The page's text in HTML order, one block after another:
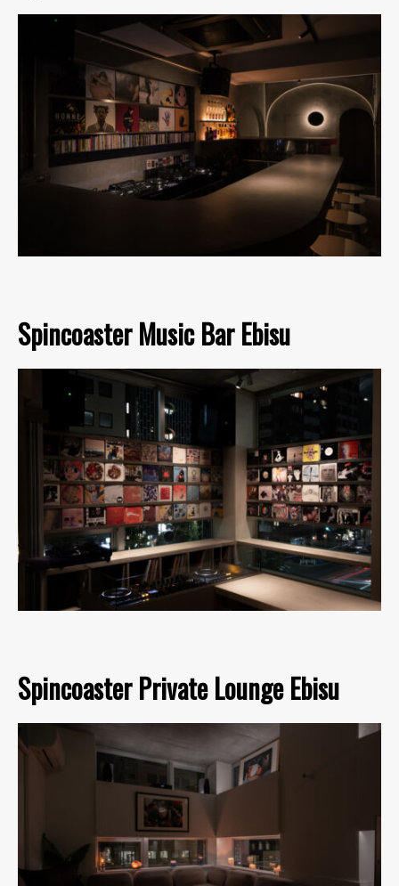
Spincoaster Music Bar Ebisu
Spincoaster Private Lounge Ebisu